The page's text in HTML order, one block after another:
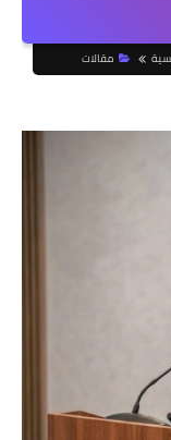
مقالات